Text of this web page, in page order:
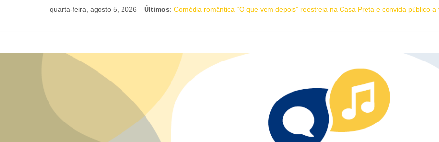
quarta-feira, agosto 5, 2026 Últimos: Comédia romântica “O que vem depois” reestreia na Casa Preta e convida público
Flipelô promove oficina de Criação Literária